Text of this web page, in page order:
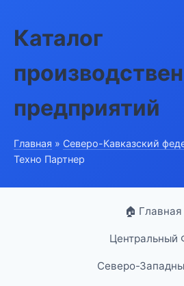
Каталог
предприятий
Главная » Северо-Кавказский
Техно Партнер
🏠 Главная
Центральный
Северо-